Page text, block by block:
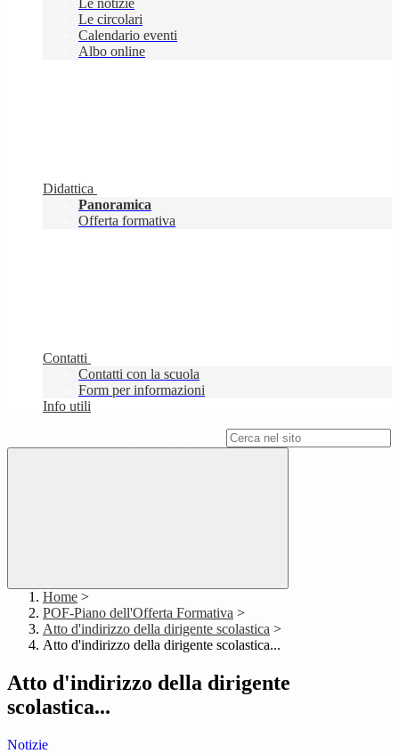
Le notizie
Le circolari
Calendario eventi
Albo online
Didattica
Panoramica
Offerta formativa
Contatti
Contatti con la scuola
Form per informazioni
Info utili
Home >
POF-Piano dell'Offerta Formativa >
Atto d'indirizzo della dirigente scolastica >
Atto d'indirizzo della dirigente scolastica...
Atto d'indirizzo della dirigente
scolastica...
Notizie